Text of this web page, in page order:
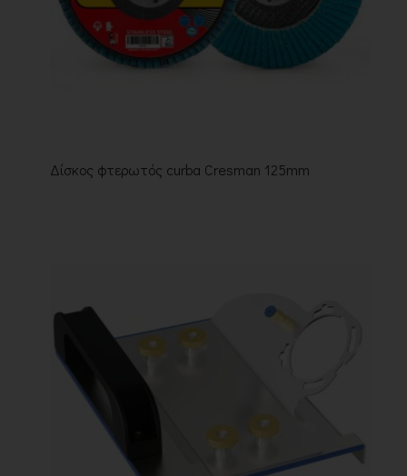
Δίσκος φτερωτός curba Cresman 125mm